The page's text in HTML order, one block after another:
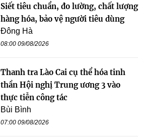
Siết tiêu chuẩn, đo lường, chất lượng
hàng hóa, bảo vệ người tiêu dùng
Đông Hà
08:00 09/08/2026
Thanh tra Lào Cai cụ thể hóa tinh
thần Hội nghị Trung ương 3 vào
thực tiễn công tác
Bùi Bình
07:00 09/08/2026